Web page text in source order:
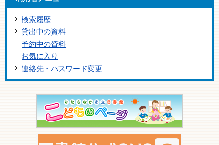
検索履歴
貸出中の資料
予約中の資料
お気に入り
連絡先・パスワード変更